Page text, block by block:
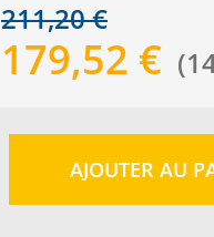
211,20€
179,52 € (
AJOUTER AU